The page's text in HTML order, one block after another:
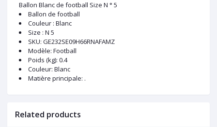
Ballon Blanc de football Size N ° 5
Ballon de football
Couleur : Blanc
Size : N 5
SKU: GE232SE09H66RNAFAMZ
Modèle: Football
Poids (kg): 0.4
Couleur: Blanc
Matière principale: .
Related products